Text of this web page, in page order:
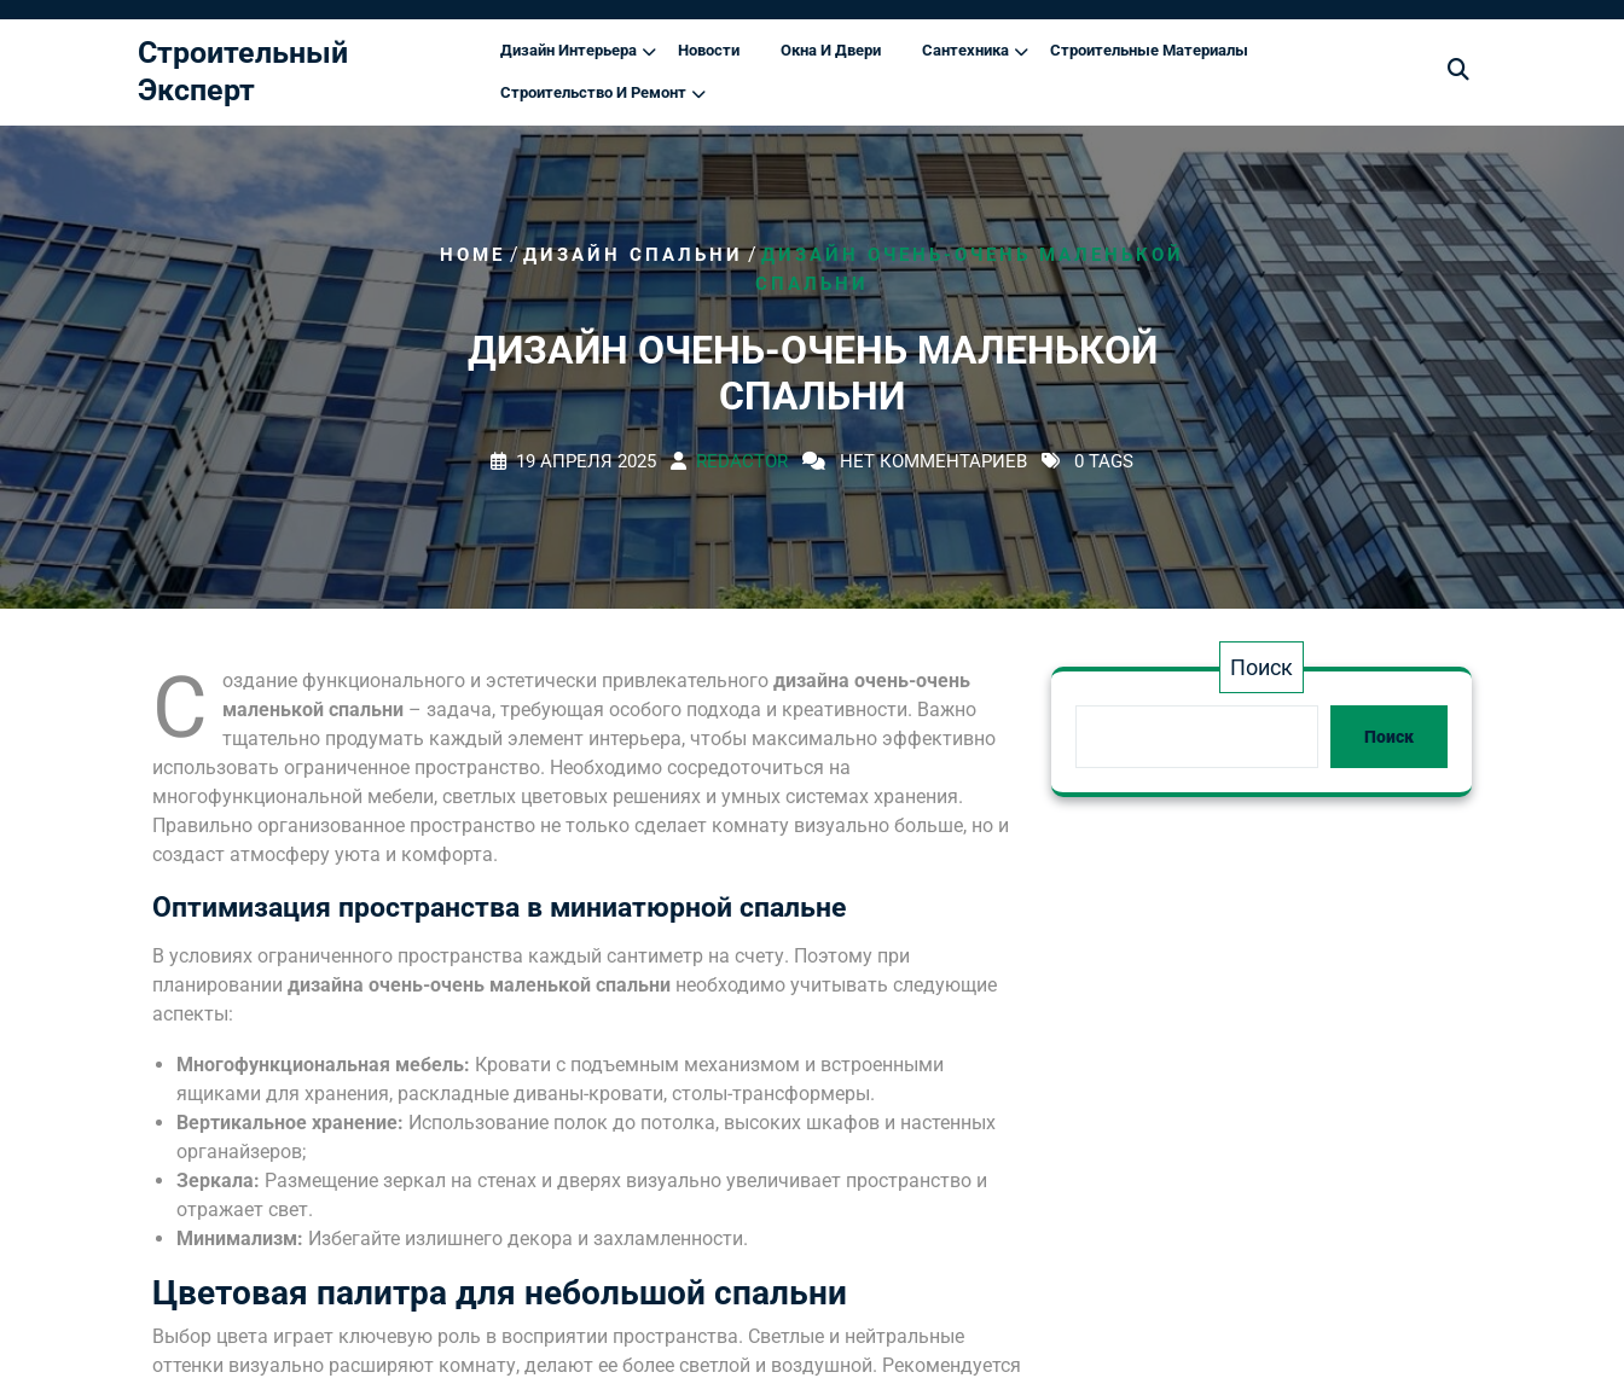
Строительный
Эксперт
Дизайн Интерьера Новости Окна И Двери Сантехника Строительные Материалы
Строительство И Ремонт
HOME/ДИЗАЙН СПАЛЬНИ/ДИЗАЙН ОЧЕНЬ-ОЧЕНЬ МАЛЕНЬКОЙ
СПАЛЬНИ
ДИЗАЙН ОЧЕНЬ-ОЧЕНЬ МАЛЕНЬКОЙ
СПАЛЬНИ
19 АПРЕЛЯ 2025 REDACTOR НЕТ КОММЕНТАРИЕВ 0 TAGS
С оздание функционального и эстетически привлекательного дизайна очень-очень
маленькой спальни – задача, требующая особого подхода и креативности. Важно
тщательно продумать каждый элемент интерьера, чтобы максимально эффективно
использовать ограниченное пространство. Необходимо сосредоточиться на
многофункциональной мебели, светлых цветовых решениях и умных системах хранения.
Правильно организованное пространство не только сделает комнату визуально больше, но и
создаст атмосферу уюта и комфорта.
Оптимизация пространства в миниатюрной спальне
В условиях ограниченного пространства каждый сантиметр на счету. Поэтому при
планировании дизайна очень-очень маленькой спальни необходимо учитывать следующие
аспекты:
Многофункциональная мебель: Кровати с подъемным механизмом и встроенными
ящиками для хранения, раскладные диваны-кровати, столы-трансформеры.
Вертикальное хранение: Использование полок до потолка, высоких шкафов и настенных
органайзеров;
Зеркала: Размещение зеркал на стенах и дверях визуально увеличивает пространство и
отражает свет.
Минимализм: Избегайте излишнего декора и захламленности.
Цветовая палитра для небольшой спальни
Выбор цвета играет ключевую роль в восприятии пространства. Светлые и нейтральные
оттенки визуально расширяют комнату, делают ее более светлой и воздушной. Рекомендуется
Поиск
Поиск